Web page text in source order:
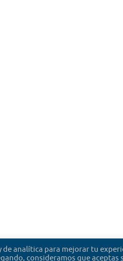
analítica para mejorar tu
consideramos que aceptas